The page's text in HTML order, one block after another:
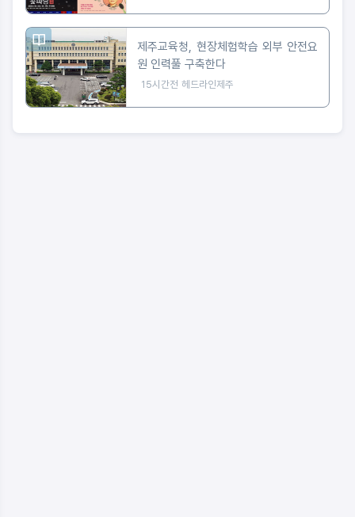
제주교육청, 현장체험학습 외부 안전요
원 인력풀 구축한다
15시간전 헤드라인제주